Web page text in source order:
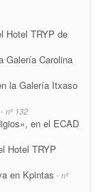
Hotel TRYP de
Galería Carolina
la Galería Itxaso
- nº 132
en el ECAD
Hotel TRYP
en Kpintas - nº